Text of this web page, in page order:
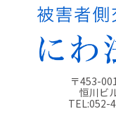
〒453-
恒川ビ
TEL:052-